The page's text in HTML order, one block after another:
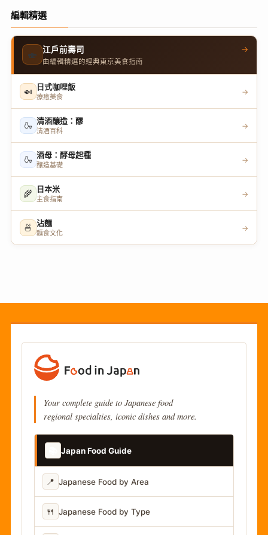
編輯精選
🍣 江戶前壽司
由編輯精選的經典東京美食指南
→
🍛 日式咖哩飯
療癒美食
→
🍶 清酒釀造：醪
清酒百科
→
🍶 酒母：酵母起種
釀造基礎
→
🌾 日本米
主食指南
→
🍜 沾麵
麵食文化
→
Your complete guide to Japanese food
regional specialties, iconic dishes and more.
Japan Food Guide
📍 Japanese Food by Area
🍴 Japanese Food by Type